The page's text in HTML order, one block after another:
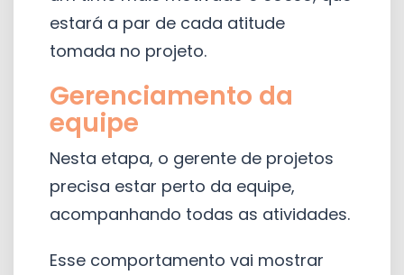
estará a par de cada atitude
tomada no projeto.
Gerenciamento da
equipe
Nesta etapa, o gerente de projetos
precisa estar perto da equipe,
acompanhando todas as atividades.
Esse comportamento vai mostrar